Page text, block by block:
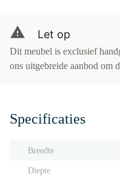
Let op
Dit meubel is exclusief
ons uitgebreide aanbod om
Specificaties
Breedte
Diepte